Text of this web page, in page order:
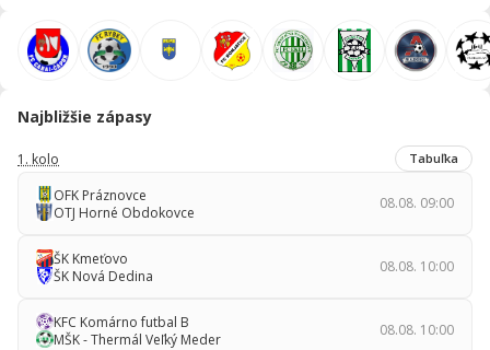
Najbližšie zápasy
1. kolo Tabuľka
OFK Práznovce
OTJ Horné Obdokovce
08.08. 09:00
ŠK Kmeťovo
ŠK Nová Dedina
08.08. 10:00
KFC Komárno futbal B
MŠK - Thermál Veľký Meder
08.08. 10:00